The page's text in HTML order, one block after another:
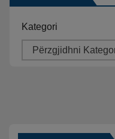
Kategori